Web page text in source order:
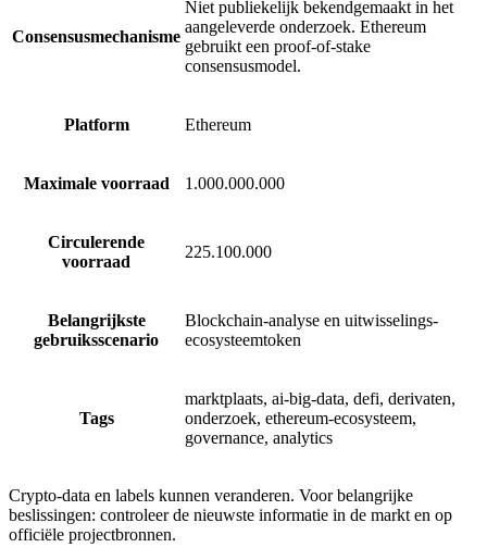
Consensusmechanisme
Niet publiekelijk bekendgemaakt in het
aangeleverde onderzoek. Ethereum
gebruikt een proof-of-stake
consensusmodel.
Platform Ethereum
Maximale voorraad 1.000.000.000
Circulerende
voorraad
225.100.000
Belangrijkste
gebruiksscenario
Blockchain-analyse en uitwisselings-
ecosysteemtoken
Tags
marktplaats, ai-big-data, defi, derivaten,
onderzoek, ethereum-ecosysteem,
governance, analytics
Crypto-data en labels kunnen veranderen. Voor belangrijke
beslissingen: controleer de nieuwste informatie in de markt en op
officiële projectbronnen.